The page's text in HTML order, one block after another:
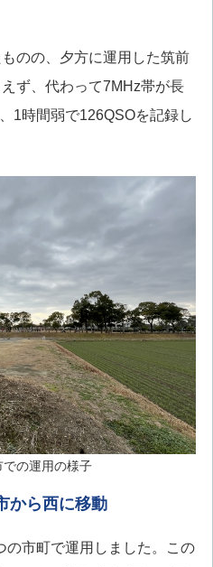
のの、夕方に運用した筑前
ず、代わって7MHz帯が長
1時間弱で126QSOを記録し
の運用の様子
から西に移動
の市町で運用しました。この